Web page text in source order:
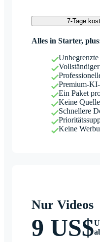
7-Tage
Alles in Starter,
Premium-
Ein Paket
Keine
Schnellere
Keine
Nur Videos
9 US$